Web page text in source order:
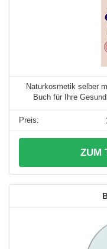
Naturkosmetik selber
Buch für Ihre
ZUM